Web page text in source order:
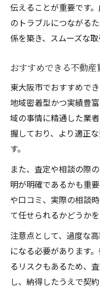
伝えることが重要です
のトラブルにつながる
係を築き、スムーズな取
おすすめできる不動
東大阪市でおすすめで
地域密着型かつ実績豊
域の事情に精通した業
握しており、より適正
す。
また、査定や相談の際
明が明確であるかも重
や口コミ、実際の相談
て任せられるかどうかを
注意点として、過度な
になる必要があります
るリスクもあるため、
し、納得したうえで契